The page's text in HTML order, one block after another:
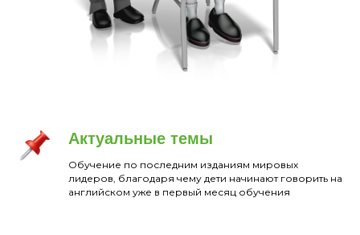
Актуальные темы
Обучение по последним изданиям мировых
лидеров, благодаря чему дети начинают говорить на
английском уже в первый месяц обучения